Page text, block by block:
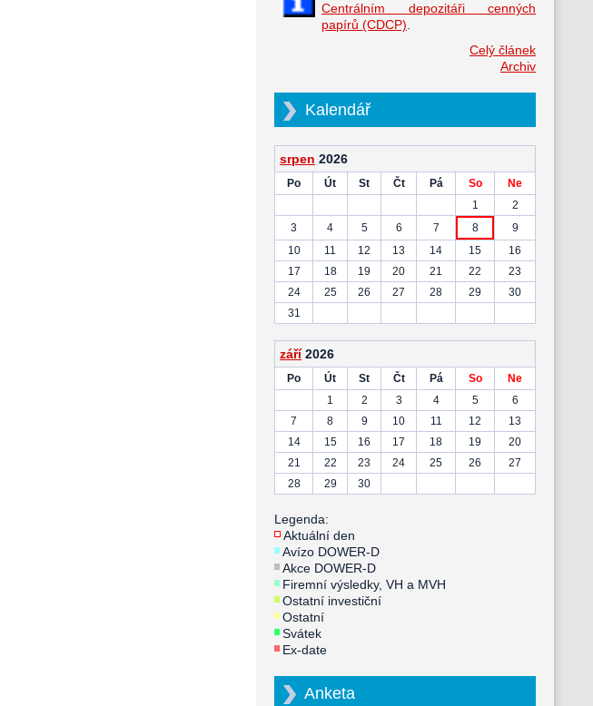
Centrálním depozitáři cenných
papírů (CDCP)
Celý článek
Archiv
Kalendář
srpen 2026
Po Út St Čt Pá So
Ne
1
2
3
4 5 6 7 8
9
10
11 12 13 14 15
16
17
18 19 20 21 22
23
24
25 26 27 28 29
30
31
září 2026
Po Út St Čt Pá So
Ne
1
2 3 4 5
6
7
8 9 10 11 12
13
14
15 16 17 18 19
20
21
22 23 24 25 26
27
28
29 30
Legenda:
Aktuální den
Avízo DOWER-D
Akce DOWER-D
Firemní výsledky, VH a MVH
Ostatní investiční
Ostatní
Svátek
Ex-date
Anketa